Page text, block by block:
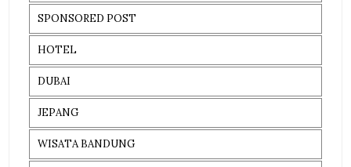
SPONSORED POST
HOTEL
DUBAI
JEPANG
WISATA BANDUNG